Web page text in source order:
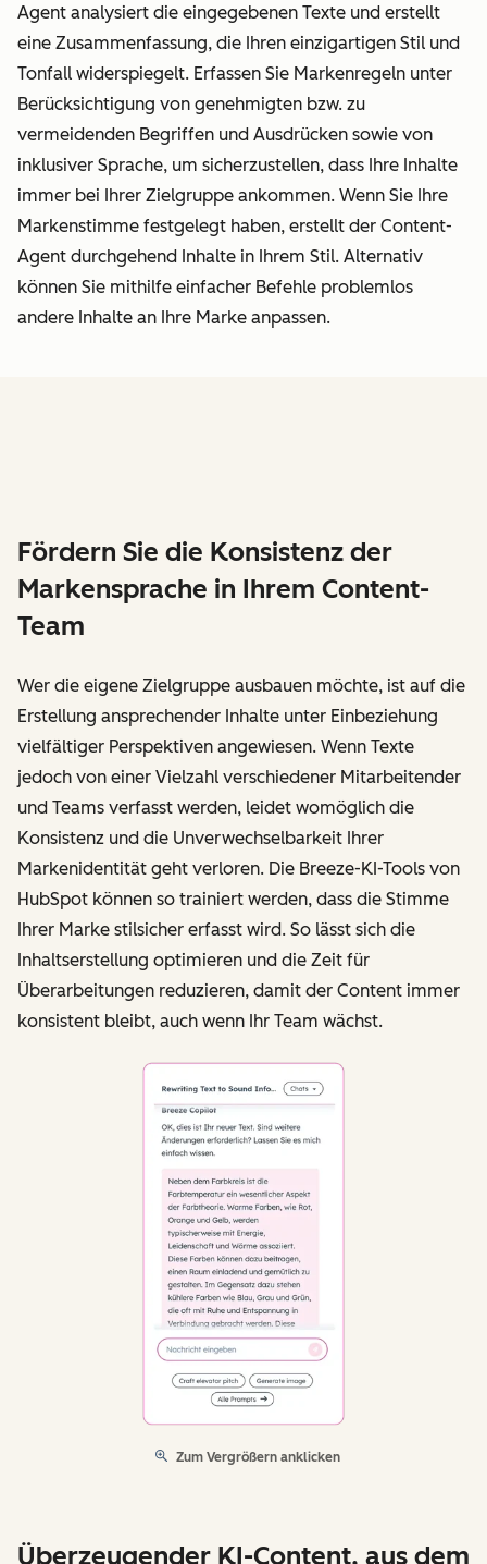
Agent analysiert die eingegebenen Texte und erstellt
eine Zusammenfassung, die Ihren einzigartigen Stil und
Tonfall widerspiegelt. Erfassen Sie Markenregeln unter
Berücksichtigung von genehmigten bzw. zu
vermeidenden Begriffen und Ausdrücken sowie von
inklusiver Sprache, um sicherzustellen, dass Ihre Inhalte
immer bei Ihrer Zielgruppe ankommen. Wenn Sie Ihre
Markenstimme festgelegt haben, erstellt der Content-
Agent durchgehend Inhalte in Ihrem Stil. Alternativ
können Sie mithilfe einfacher Befehle problemlos
andere Inhalte an Ihre Marke anpassen.
Fördern Sie die Konsistenz der
Markensprache in Ihrem Content-
Team
Wer die eigene Zielgruppe ausbauen möchte, ist auf die
Erstellung ansprechender Inhalte unter Einbeziehung
vielfältiger Perspektiven angewiesen. Wenn Texte
jedoch von einer Vielzahl verschiedener Mitarbeitender
und Teams verfasst werden, leidet womöglich die
Konsistenz und die Unverwechselbarkeit Ihrer
Markenidentität geht verloren. Die Breeze-KI-Tools von
HubSpot können so trainiert werden, dass die Stimme
Ihrer Marke stilsicher erfasst wird. So lässt sich die
Inhaltserstellung optimieren und die Zeit für
Überarbeitungen reduzieren, damit der Content immer
konsistent bleibt, auch wenn Ihr Team wächst.
Zum Vergrößern anklicken
Überzeugender KI-Content, aus dem